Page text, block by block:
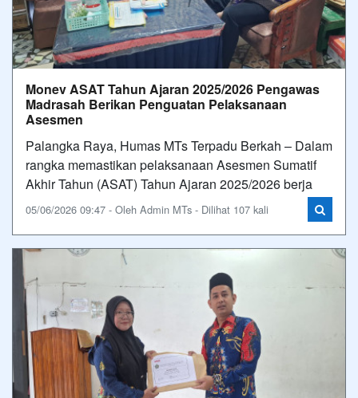
Monev ASAT Tahun Ajaran 2025/2026 Pengawas
Madrasah Berikan Penguatan Pelaksanaan
Asesmen
Palangka Raya, Humas MTs Terpadu Berkah – Dalam
rangka memastikan pelaksanaan Asesmen Sumatif
Akhir Tahun (ASAT) Tahun Ajaran 2025/2026 berja
05/06/2026 09:47 - Oleh Admin MTs - Dilihat 107 kali